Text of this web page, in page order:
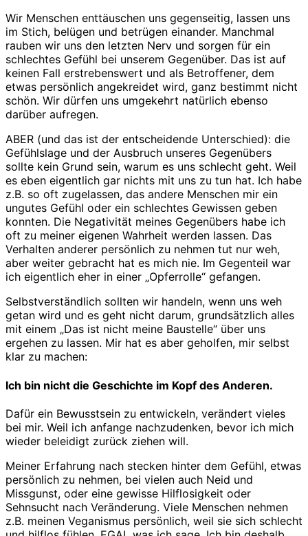
Wir Menschen enttäuschen uns gegenseitig, lassen uns
im Stich, belügen und betrügen einander. Manchmal
rauben wir uns den letzten Nerv und sorgen für ein
schlechtes Gefühl bei unserem Gegenüber. Das ist auf
keinen Fall erstrebenswert und als Betroffener, dem
etwas persönlich angekreidet wird, ganz bestimmt nicht
schön. Wir dürfen uns umgekehrt natürlich ebenso
darüber aufregen.
ABER (und das ist der entscheidende Unterschied): die
Gefühlslage und der Ausbruch unseres Gegenübers
sollte kein Grund sein, warum es uns schlecht geht. Weil
es eben eigentlich gar nichts mit uns zu tun hat. Ich habe
z.B. so oft zugelassen, das andere Menschen mir ein
ungutes Gefühl oder ein schlechtes Gewissen geben
konnten. Die Negativität meines Gegenübers habe ich
oft zu meiner eigenen Wahrheit werden lassen. Das
Verhalten anderer persönlich zu nehmen tut nur weh,
aber weiter gebracht hat es mich nie. Im Gegenteil war
ich eigentlich eher in einer „Opferrolle“ gefangen.
Selbstverständlich sollten wir handeln, wenn uns weh
getan wird und es geht nicht darum, grundsätzlich alles
mit einem „Das ist nicht meine Baustelle“ über uns
ergehen zu lassen. Mir hat es aber geholfen, mir selbst
klar zu machen:
Ich bin nicht die Geschichte im Kopf des Anderen.
Dafür ein Bewusstsein zu entwickeln, verändert vieles
bei mir. Weil ich anfange nachzudenken, bevor ich mich
wieder beleidigt zurück ziehen will.
Meiner Erfahrung nach stecken hinter dem Gefühl, etwas
persönlich zu nehmen, bei vielen auch Neid und
Missgunst, oder eine gewisse Hilflosigkeit oder
Sehnsucht nach Veränderung. Viele Menschen nehmen
z.B. meinen Veganismus persönlich, weil sie sich schlecht